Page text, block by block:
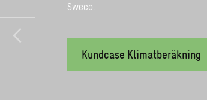
Sweco.
Kundcase Klimatberäkning